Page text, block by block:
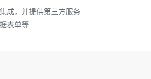
成，并提供第三方服务
表单等